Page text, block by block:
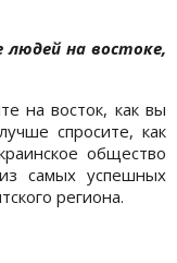
на востоке,
на восток, как вы
спросите, как
общество
самых успешных
региона.